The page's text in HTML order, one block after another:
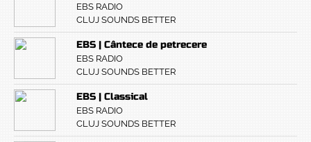
EBS RADIO
CLUJ SOUNDS BETTER
EBS | Cântece de petrecere
EBS RADIO
CLUJ SOUNDS BETTER
EBS | Classical
EBS RADIO
CLUJ SOUNDS BETTER